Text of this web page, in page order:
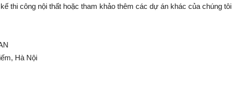
thi công nội thất hoặc tham khảo thêm các dự án khác của chúng tôi
Hà Nội